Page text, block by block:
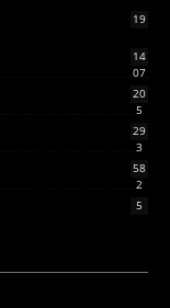
19
14
07
20
5
29
3
58
2
5